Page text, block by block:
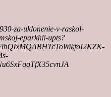
za-uklonenie-v-raskol-
eparkhii-upts?